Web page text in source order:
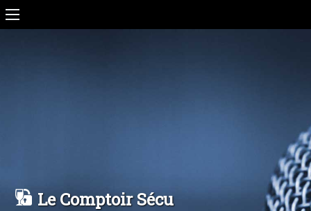
Le Comptoir Sécu